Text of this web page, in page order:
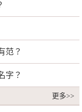
范？
字？
更多>>